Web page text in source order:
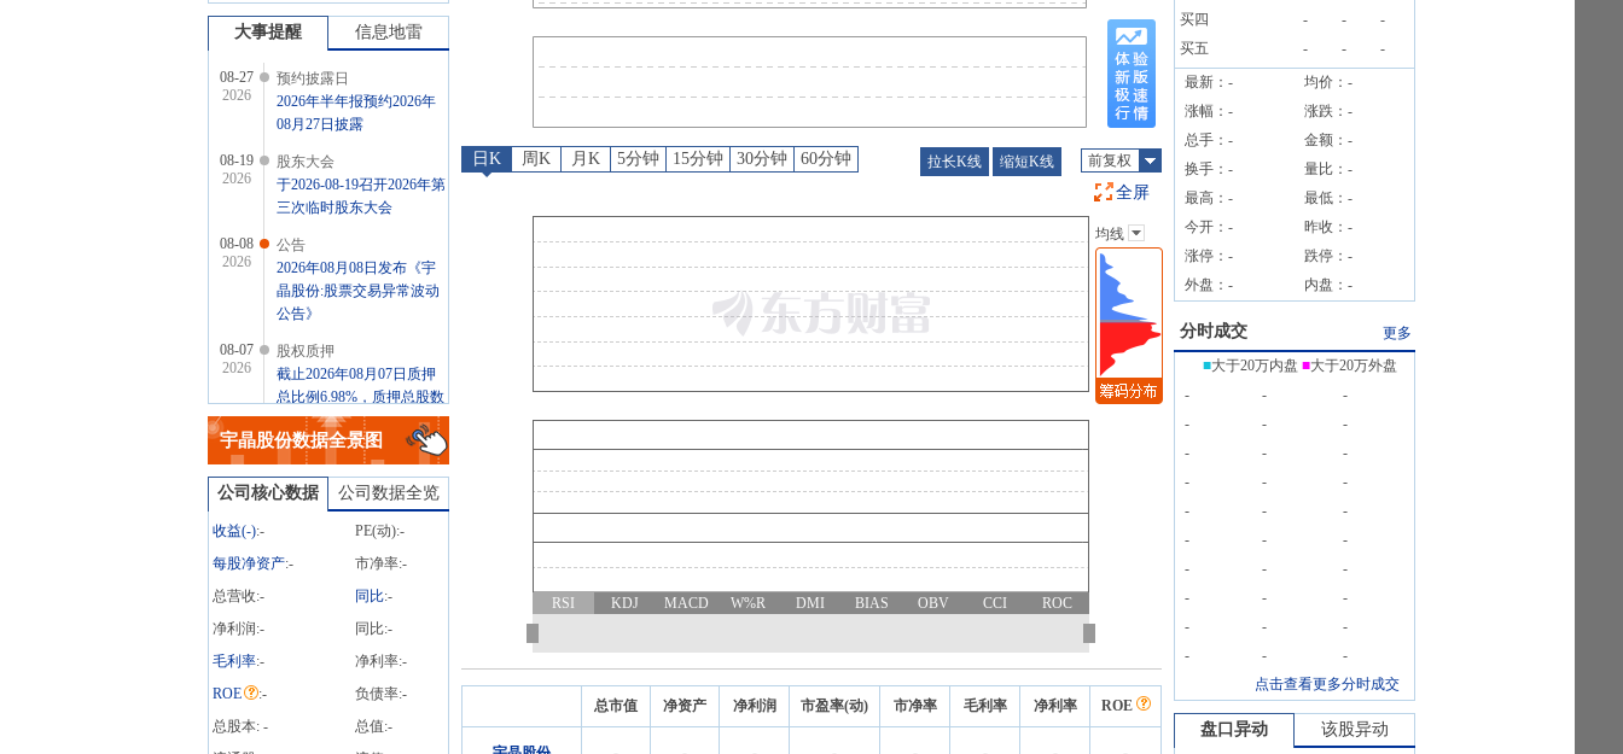
大事提醒 信息地雷
08-27
2026
预约披露日
2026年半年报预约2026年
08月27日披露
08-19
2026
股东大会
于2026-08-19召开2026年第
三次临时股东大会
08-08
2026
公告
2026年08月08日发布《宇
晶股份:股票交易异常波动
公告》
08-07
2026
股权质押
截止2026年08月07日质押
总比例6.98%，质押总股数
1863.72万股，质押总笔数5
笔
宇晶股份数据全景图
公司核心数据 公司数据全览
收益(-):- PE(动):-
每股净资产:- 市净率:-
总营收:- 同比:-
净利润:- 同比:-
毛利率:- 净利率:-
ROE
:- 负债率:-
总股本: - 总值:-
股权质押：截止2026年08月07日质押总比例6.98%，质押总股数1863.72万股，质押总笔数5笔
日K 周K 月K 5分钟 15分钟 30分钟 60分钟 拉长K线 缩短K线 前复权
全屏
主图指标
均线
EXPMA
SAR
BBI
RSI KDJ MACD W%R DMI BIAS OBV CCI ROC
均线
总市值 净资产 净利润 市盈率(动) 市净率 毛利率 净利率 ROE
买四
- -
-
买五
- -
-
最新： - 均价： -
涨幅： - 涨跌： -
总手： - 金额： -
换手： - 量比： -
最高： - 最低： -
今开： - 昨收： -
涨停： - 跌停： -
外盘： - 内盘： -
分时成交
更多
■大于20万内盘 ■大于20万外盘
-
-
-
-
-
-
-
-
-
-
-
-
-
-
-
-
-
-
-
-
-
-
-
-
-
-
-
-
-
-
点击查看更多分时成交
盘口异动 该股异动